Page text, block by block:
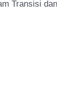
Transisi